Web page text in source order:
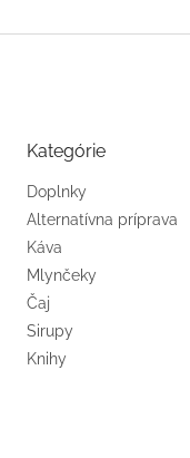
Kategórie
Doplnky
Alternatívna príprava
Káva
Mlynčeky
Čaj
Sirupy
Knihy